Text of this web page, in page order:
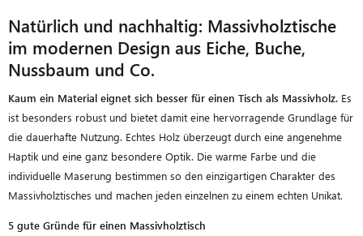
Natürlich und nachhaltig: Massivholztische
im modernen Design aus Eiche, Buche,
Nussbaum und Co.
Kaum ein Material eignet sich besser für einen Tisch als Massivholz. Es
ist besonders robust und bietet damit eine hervorragende Grundlage für
die dauerhafte Nutzung. Echtes Holz überzeugt durch eine angenehme
Haptik und eine ganz besondere Optik. Die warme Farbe und die
individuelle Maserung bestimmen so den einzigartigen Charakter des
Massivholztisches und machen jeden einzelnen zu einem echten Unikat.
5 gute Gründe für einen Massivholztisch